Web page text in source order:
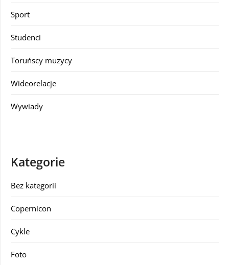
Sport
Studenci
Toruńscy muzycy
Wideorelacje
Wywiady
Kategorie
Bez kategorii
Copernicon
Cykle
Foto